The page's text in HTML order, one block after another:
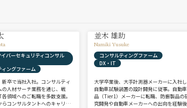
バーセキュリティコンサル
ィングファーム
新卒で当社入社。コンサルティ
の人材サーチ業務を通じ、戦
領域へのご転職を多数支援。
らコンサルタントへのキャリア
並木 雄助
Namiki Yusuke
コンサルティングファーム
DX・IT
大学卒業後、大手計測器メーカーに入社し
自動車試験装置の設計開発に従事。自動
品（Tier1）メーカーに転職、防振製品の
究開発や自動車メーカーへの出向を経験